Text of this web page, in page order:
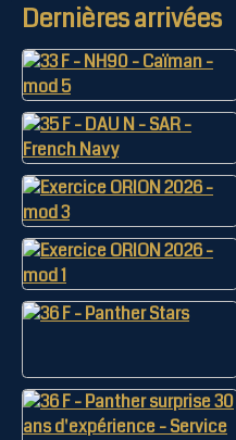
Dernières arrivées